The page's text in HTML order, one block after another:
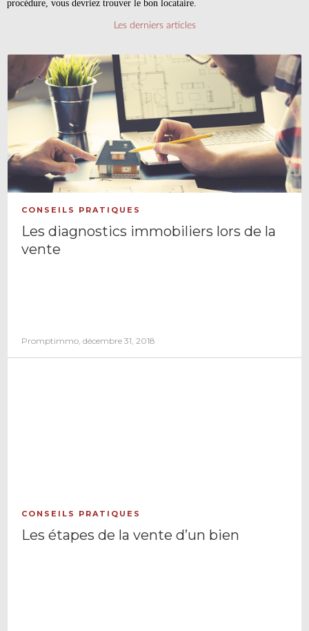
procédure, vous devriez trouver le bon locataire.
Les derniers articles
CONSEILS PRATIQUES
Les diagnostics immobiliers lors de la
vente
Promptimmo, décembre 31, 2018
CONSEILS PRATIQUES
Les étapes de la vente d’un bien